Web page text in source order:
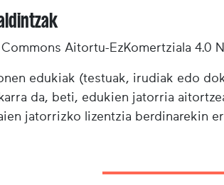
Aitortu-EzKomertziala 4.0
edukiak (testuak, irudiak edo
da, beti, edukien jatorria
jatorrizko lizentzia berdinarekin